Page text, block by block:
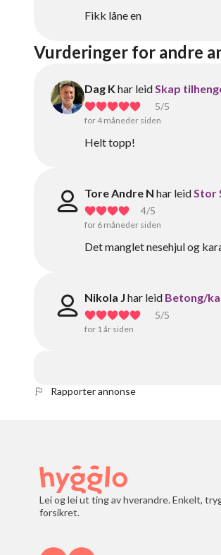
Fikk låne en
Vurderinger for andre
Dag K har leidSkap
5/5
for 4 måneder siden
Helt topp!
Tore Andre N har leidStor
4/5
for 6 måneder siden
Det manglet nesehjul og
Nikola J har leid Betong/
5/5
for 1 år siden
Rapporter annonse
Lei og lei ut ting av hverandre. Enkelt,
forsikret.